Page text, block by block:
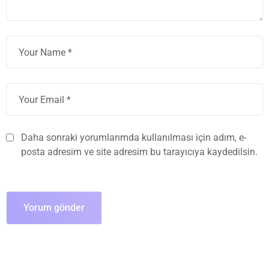
Daha sonraki yorumlarımda kullanılması için adım, e-
posta adresim ve site adresim bu tarayıcıya kaydedilsin.